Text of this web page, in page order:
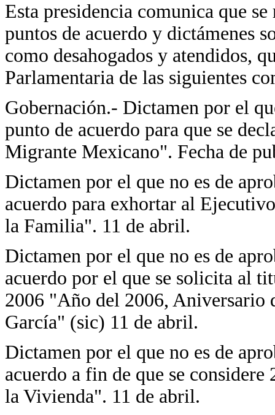
Esta presidencia comunica que
puntos de acuerdo y dictámenes
como desahogados y atendidos,
Parlamentaria de las siguientes
Gobernación.- Dictamen por el
punto de acuerdo para que se
Migrante Mexicano". Fecha de
Dictamen por el que no es de
acuerdo para exhortar al
la Familia". 11 de abril.
Dictamen por el que no es de
acuerdo por el que se solicita al
2006 "Año del 2006, Aniversario
García" (sic) 11 de abril.
Dictamen por el que no es de
acuerdo a fin de que se
la Vivienda". 11 de abril.